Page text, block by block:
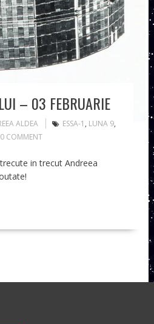
– 03 FEBRUARIE
ALDEA ESSA-1 , LUNA 9,
0 COMMENT
in trecut Andreea